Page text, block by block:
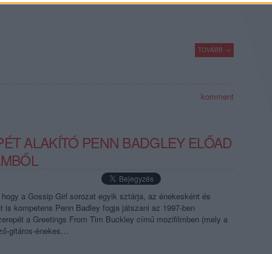
TOVÁBB →
komment
ALAKÍTÓ PENN BADGLEY ELŐAD
a Gossip Girl sorozat egyik sztárja, az énekesként és
is kompetens Penn Badley fogja játszani az 1997-ben
a Greetings From Tim Buckley című mozifilmben (mely a
gitáros-énekes…